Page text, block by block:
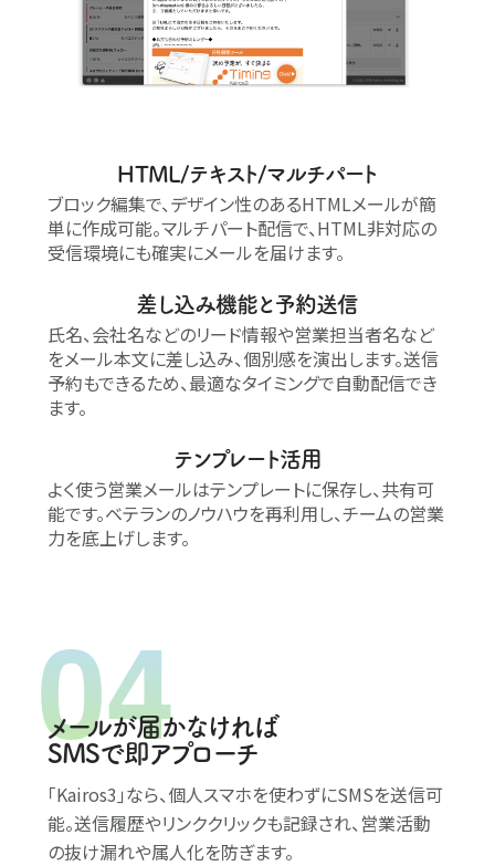
HTML/テキスト/マルチパート
ブロック編集で、デザイン性のあるHTMLメールが簡
単に作成可能。マルチパート配信で、HTML非対応の
受信環境にも確実にメールを届けます。
差し込み機能と予約送信
氏名、会社名などのリード情報や営業担当者名など
をメール本文に差し込み、個別感を演出します。送信
予約もできるため、最適なタイミングで自動配信でき
ます。
テンプレート活用
よく使う営業メールはテンプレートに保存し、共有可
能です。ベテランのノウハウを再利用し、チームの営業
力を底上げします。
メールが届かなければ
SMSで即アプローチ
｢Kairos3｣なら、個人スマホを使わずにSMSを送信可
能。送信履歴やリンククリックも記録され、営業活動
の抜け漏れや属人化を防ぎます。